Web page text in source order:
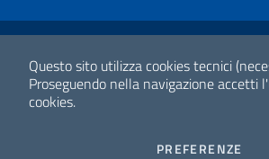
Questo sito utilizza cookies tecnici
Proseguendo nella navigazione accetti
cookies.
PREFERENZE
Link Utili